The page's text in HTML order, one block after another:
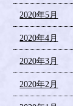
2020年5月
2020年4月
2020年3月
2020年2月